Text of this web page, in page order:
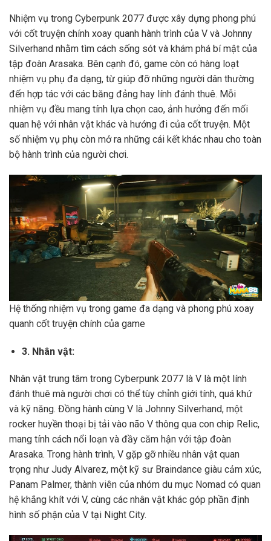
Nhiệm vụ trong Cyberpunk 2077 được xây dựng phong phú
với cốt truyện chính xoay quanh hành trình của V và Johnny
Silverhand nhằm tìm cách sống sót và khám phá bí mật của
tập đoàn Arasaka. Bên cạnh đó, game còn có hàng loạt
nhiệm vụ phụ đa dạng, từ giúp đỡ những người dân thường
đến hợp tác với các băng đảng hay lính đánh thuê. Mỗi
nhiệm vụ đều mang tính lựa chọn cao, ảnh hưởng đến mối
quan hệ với nhân vật khác và hướng đi của cốt truyện. Một
số nhiệm vụ phụ còn mở ra những cái kết khác nhau cho toàn
bộ hành trình của người chơi.
Hệ thống nhiệm vụ trong game đa dạng và phong phú xoay
quanh cốt truyện chính của game
3. Nhân vật:
Nhân vật trung tâm trong Cyberpunk 2077 là V là một lính
đánh thuê mà người chơi có thể tùy chỉnh giới tính, quá khứ
và kỹ năng. Đồng hành cùng V là Johnny Silverhand, một
rocker huyền thoại bị tải vào não V thông qua con chip Relic,
mang tính cách nổi loạn và đầy căm hận với tập đoàn
Arasaka. Trong hành trình, V gặp gỡ nhiều nhân vật quan
trọng như Judy Alvarez, một kỹ sư Braindance giàu cảm xúc,
Panam Palmer, thành viên của nhóm du mục Nomad có quan
hệ khắng khít với V, cùng các nhân vật khác góp phần định
hình số phận của V tại Night City.